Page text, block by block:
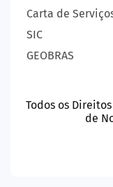
Carta de
SIC
GEOBRAS
Todos os
de